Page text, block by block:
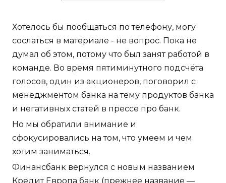
Хотелось бы пообщаться по телефону, могу
сослаться в материале - не вопрос. Пока не
думал об этом, потому что был занят работой в
команде. Во время пятиминутного подсчёта
голосов, один из акционеров, поговорил с
менеджментом банка на тему продуктов банка
и негативных статей в прессе про банк.
Но мы обратили внимание и
сфокусировались на том, что умеем и чем
хотим заниматься.
Финансбанк вернулся с новым названием
Кредит Европа банк (прежнее название —